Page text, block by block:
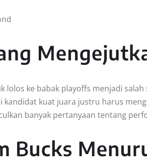
lolos ke babak playoffs menjadi
kandidat kuat juara justru harus
banyak pertanyaan tentang
Bucks